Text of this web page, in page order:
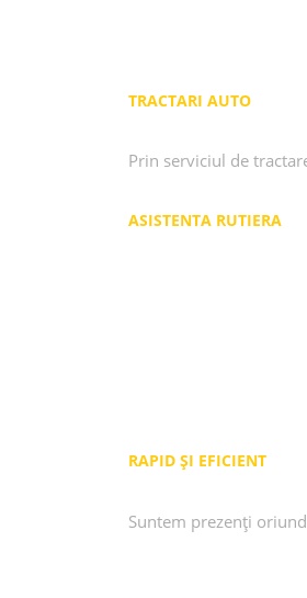
TRACTARI AUTO
Prin serviciul de
ASISTENTA RUTIERA
RAPID ȘI EFICIENT
Suntem prezenți